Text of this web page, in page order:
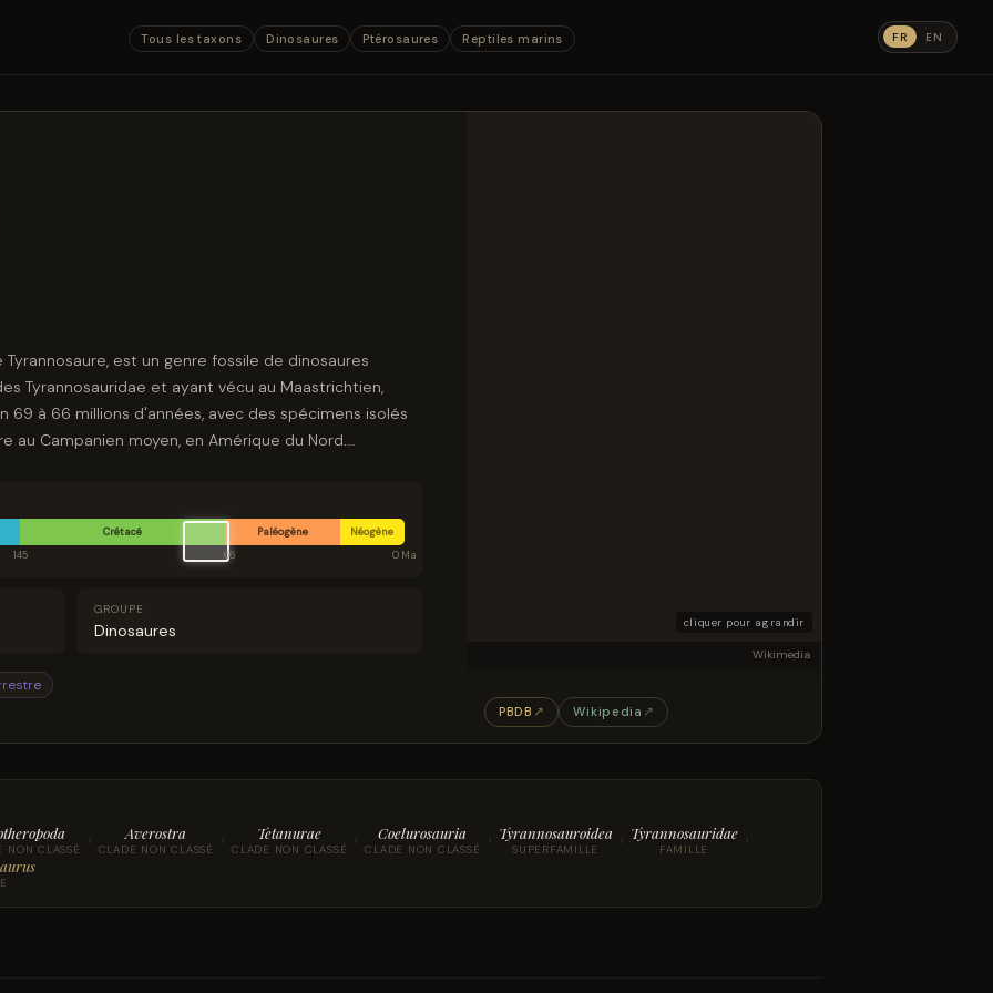
Tous les taxons Dinosaures Ptérosaures Reptiles marins FR EN
est un genre fossile de dinosaures
Tyrannosauridae et ayant vécu au Maastrichtien,
69 à 66 millions d'années, avec des spécimens isolés
au Campanien moyen, en Amérique du Nord.
vécu jusqu'à l'extinction survenue à la limite Crétacé-
Crétacé Paléogène
Néogène
145 66 0 Ma
GROUPE
Dinosaures cliquer pour agrandir
Wikimedia
PBDB ↗ Wikipedia ↗
NON CLASSÉ › Averostra
CLADE NON CLASSÉ › Tetanurae
CLADE NON CLASSÉ › Coelurosauria
CLADE NON CLASSÉ › Tyrannosauroidea
SUPERFAMILLE › Tyrannosauridae
FAMILLE ›